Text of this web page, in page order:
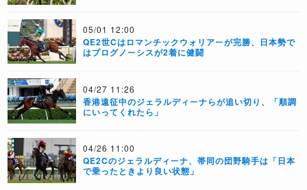
05/01 12:00
QE2世Cはロマンチックウォリアーが完勝、日本勢で
はプログノーシスが2着に健闘
04/27 11:26
香港遠征中のジェラルディーナらが追い切り、「順調
にいってくれたら」
04/26 11:00
QE2Cのジェラルディーナ、帯同の団野騎手は「日本
で乗ったときより良い状態」